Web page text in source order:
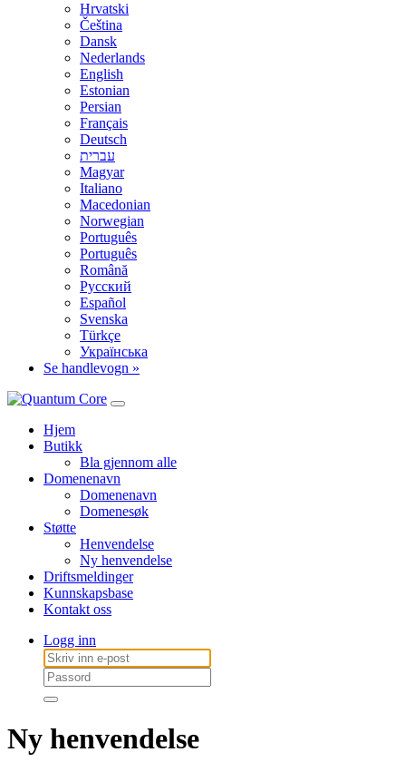
Hrvatski
Čeština
Dansk
Nederlands
English
Estonian
Persian
Français
Deutsch
עברית
Magyar
Italiano
Macedonian
Norwegian
Português
Português
Română
Русский
Español
Svenska
Türkçe
Українська
Se handlevogn »
Hjem
Butikk
Bla gjennom alle
Domenenavn
Domenenavn
Domenesøk
Støtte
Henvendelse
Ny henvendelse
Driftsmeldinger
Kunnskapsbase
Kontakt oss
Logg inn
Ny henvendelse